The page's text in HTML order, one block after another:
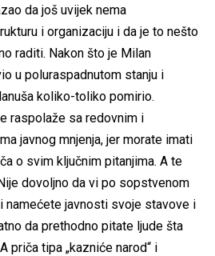
da još uvijek nema
i organizaciju i da je to nešto
raditi. Nakon što je Milan
u poluraspadnutom stanju i
koliko-toliko pomirio.
raspolaže sa redovnim i
javnog mnjenja, jer morate imati
o svim ključnim pitanjima. A te
dovoljno da vi po sopstvenom
namećete javnosti svoje stavove i
da prethodno pitate ljude šta
priča tipa „kazniće narod“ i